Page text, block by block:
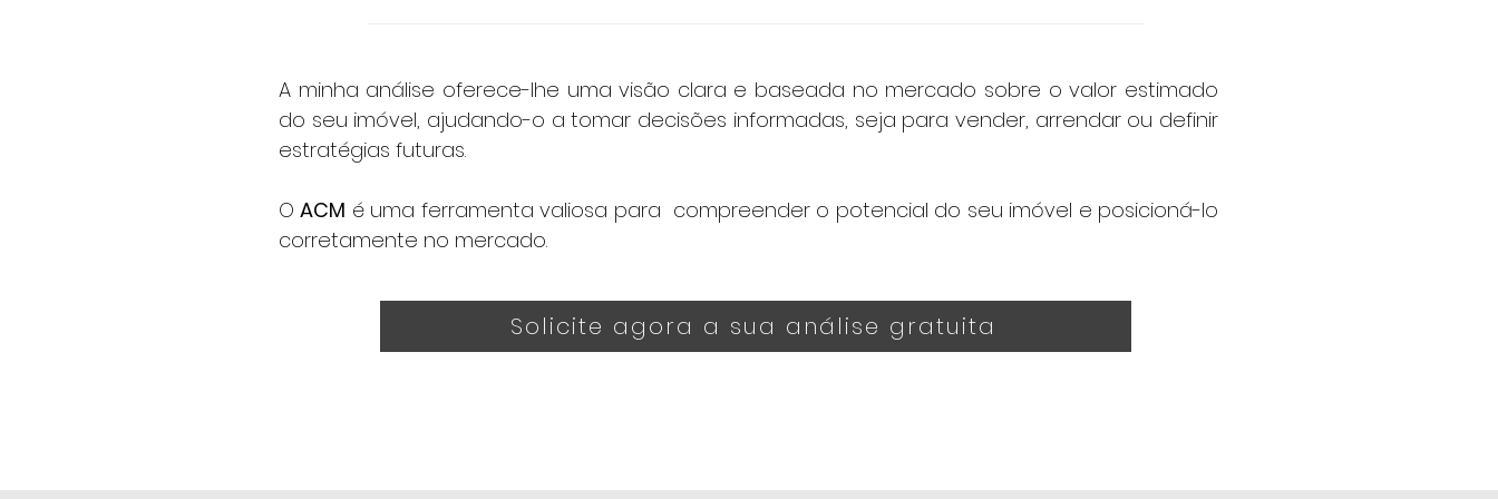
A minha análise oferece-lhe uma visão clara e baseada no mercado sobre o valor estimado
do seu imóvel, ajudando-o a tomar decisões informadas, seja para vender, arrendar ou definir
estratégias futuras.
OACM é uma ferramenta valiosa para compreender o potencial do seu imóvel e posicioná-lo
corretamente no mercado.
Solicite agora a sua análise gratuita